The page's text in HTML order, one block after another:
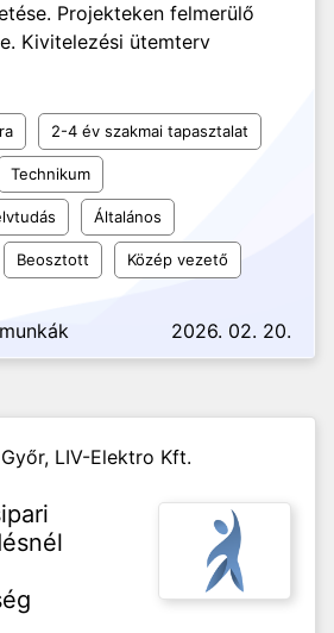
Projekteken felmerülő
Kivitelezési ütemterv
2-4 év szakmai tapasztalat
Technikum
Általános
Beosztott Közép vezető
2026. 02. 20.
Győr, LIV-Elektro Kft.